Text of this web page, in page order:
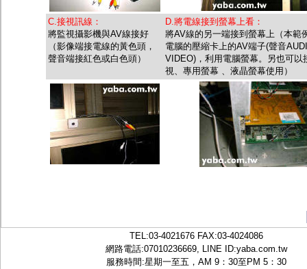
C.接視訊線：
將監視攝影機與AV線接好
（影像端接電線的黃色頭，
聲音端接紅色或白色頭）
D.將電線接到螢幕上看：
將AV線的另一端接到螢幕上（本範
電腦的壓縮卡上的AV端子(聲音
VIDEO)，利用電腦螢幕。另也可以
視、專用螢幕 、液晶螢幕使用）
TEL:03-4021676 FAX:03-4024086
網路電話:07010236669, LINE ID:yaba.com.tw
服務時間:星期一至五，AM 9：30至PM 5：30